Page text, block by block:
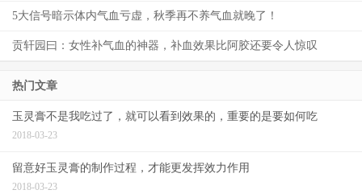
5大信号暗示体内气血亏虚，秋季再不养气血就晚了！
贡轩园曰：女性补气血的神器，补血效果比阿胶还要令人惊叹
热门文章
玉灵膏不是我吃过了，就可以看到效果的，重要的是要如何吃
2018-03-23
留意好玉灵膏的制作过程，才能更发挥效力作用
2018-03-23